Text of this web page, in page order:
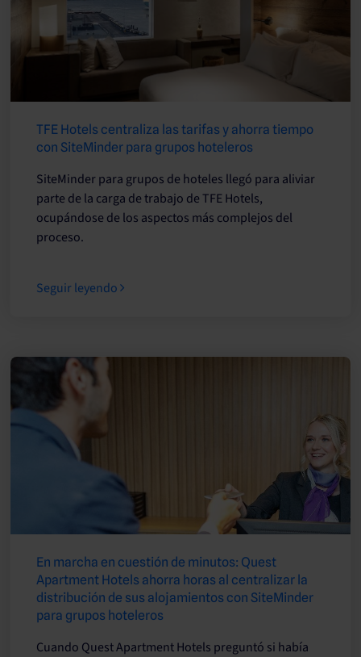
TFE Hotels centraliza las tarifas y ahorra tiempo
con SiteMinder para grupos hoteleros
SiteMinder para grupos de hoteles llegó para aliviar
parte de la carga de trabajo de TFE Hotels,
ocupándose de los aspectos más complejos del
proceso.
Seguir leyendo
En marcha en cuestión de minutos: Quest
Apartment Hotels ahorra horas al centralizar la
distribución de sus alojamientos con SiteMinder
para grupos hoteleros
Cuando Quest Apartment Hotels preguntó si había